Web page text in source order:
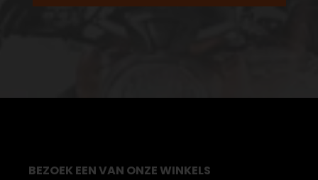
BEZOEK EEN VAN ONZE WINKELS